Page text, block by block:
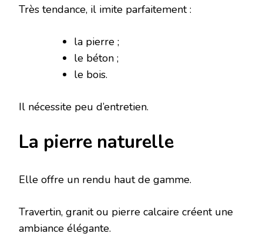
Très tendance, il imite parfaitement :
la pierre ;
le béton ;
le bois.
Il nécessite peu d’entretien.
La pierre naturelle
Elle offre un rendu haut de gamme.
Travertin, granit ou pierre calcaire créent une
ambiance élégante.